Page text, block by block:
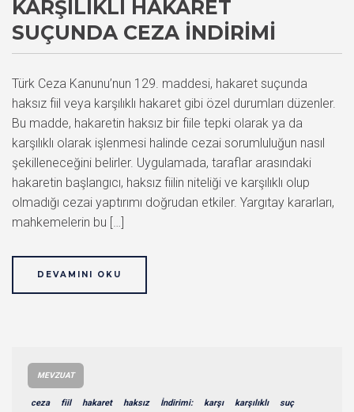
KARŞILIKLI HAKARET
SUÇUNDA CEZA İNDIRIMI
Türk Ceza Kanunu’nun 129. maddesi, hakaret suçunda
haksız fiil veya karşılıklı hakaret gibi özel durumları düzenler.
Bu madde, hakaretin haksız bir fiile tepki olarak ya da
karşılıklı olarak işlenmesi halinde cezai sorumluluğun nasıl
şekilleneceğini belirler. Uygulamada, taraflar arasındaki
hakaretin başlangıcı, haksız fiilin niteliği ve karşılıklı olup
olmadığı cezai yaptırımı doğrudan etkiler. Yargıtay kararları,
mahkemelerin bu […]
DEVAMINI OKU
MEVZUAT
ceza fiil hakaret haksız İndirimi: karşı karşılıklı suç